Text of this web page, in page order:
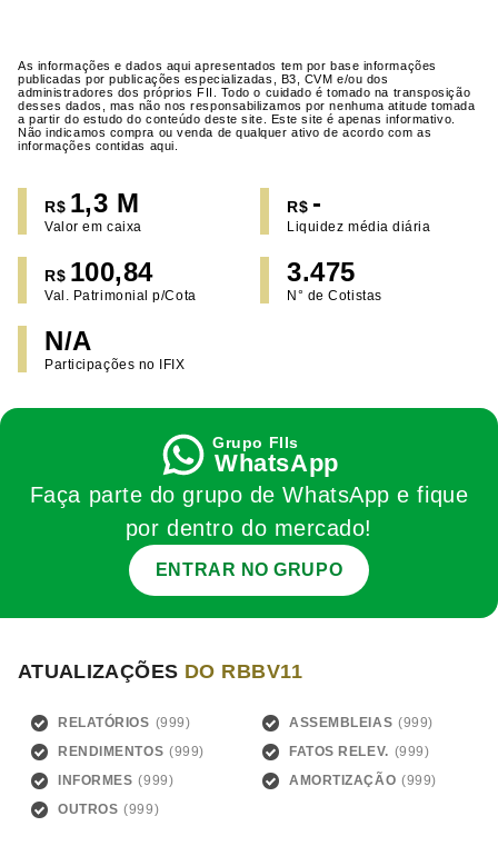
As informações e dados aqui apresentados tem por base informações
publicadas por publicações especializadas, B3, CVM e/ou dos
administradores dos próprios FII. Todo o cuidado é tomado na transposição
desses dados, mas não nos responsabilizamos por nenhuma atitude tomada
a partir do estudo do conteúdo deste site. Este site é apenas informativo.
Não indicamos compra ou venda de qualquer ativo de acordo com as
informações contidas aqui.
R$ 1,3 M
Valor em caixa
R$ -
Liquidez média diária
R$ 100,84
Val. Patrimonial p/Cota
3.475
N° de Cotistas
N/A
Participações no IFIX
WhatsApp
Faça parte do grupo de WhatsApp e fique
por dentro do mercado!
ENTRAR NO GRUPO
ATUALIZAÇÕES DO RBBV11
RELATÓRIOS
ASSEMBLEIAS
RENDIMENTOS
FATOS RELEV.
INFORMES
AMORTIZAÇÃO
OUTROS